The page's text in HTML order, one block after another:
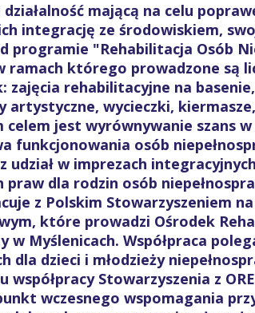
mającą na celu
integrację ze środowiskiem,
programie "Rehabilitacja Osób
ramach którego prowadzone są
zajęcia rehabilitacyjne na
wycieczki,
celem jest wyrównywanie szans
funkcjonowania osób
udział w imprezach
praw dla rodzin osób
z Polskim Stowarzyszeniem na
które prowadzi Ośrodek
w Myślenicach. Współpraca
dla dzieci i młodzieży
współpracy Stowarzyszenia z
wczesnego wspomagania